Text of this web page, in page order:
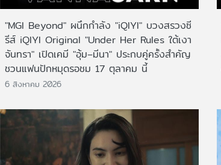
"MGI Beyond" ผนึกกำลัง "iQIYI" บวงสรวงซี
รีส์ iQIYI Original "Under Her Rules ใต้เงา
จันทรา" เปิดเคมี "อุ้ม–มีนา" ประกบคู่ครั้งสำคัญ
ชวนแฟนปักหมุดรอชม 17 ตุลาคม นี้
6 สิงหาคม 2026